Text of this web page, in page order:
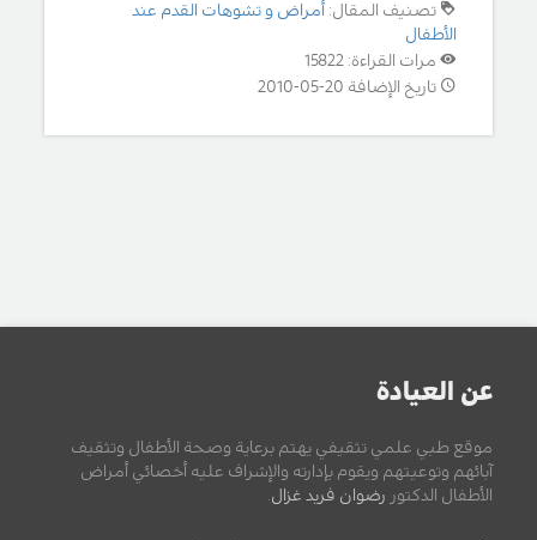
تصنيف المقال: أمراض و تشوهات القدم عند
الأطفال
مرات القراءة: 15822
تاريخ الإضافة 20-05-2010
عن العيادة
موقع طبي علمي تثقيفي يهتم برعاية وصحة الأطفال وتثقيف
آبائهم وتوعيتهم ويقوم بإدارته والإشراف عليه أخصائي أمراض
الأطفال الدكتور رضوان فريد غزال.